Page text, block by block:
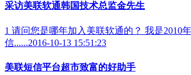
采访美联软通韩国技术总监金先生
1 请问您是哪年加入美联软通的？ 我是2010
信......2016-10-13 15:51:23
美联短信平台超市致富的好助手